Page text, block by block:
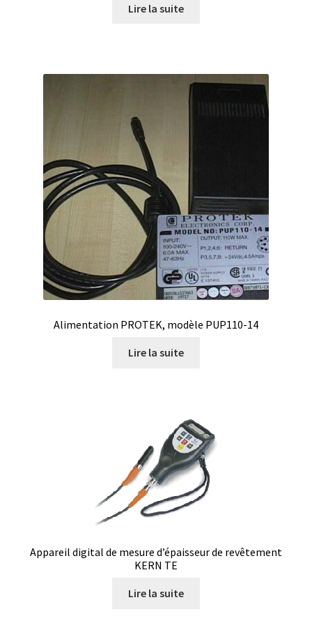
Bain-marie et thermostat
Bains à ultrasons
Bec Bunsen
Bioréacteur
Blocs thermostatés
Capteurs météo et climatiques
Lire la suite
Alimentation PROTEK, modèle PUP110-14
Lire la suite
Appareil digital de mesure d’épaisseur de revêtement
KERN TE
Lire la suite